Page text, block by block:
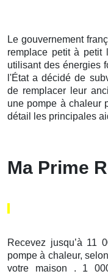
Le gouvernement
remplace petit à petit
utilisant des énergies
l'État a décidé de
de remplacer leur
une pompe à chaleur
détail les principales
Ma Prime
Recevez jusqu’à 11
pompe à chaleur,
votre maison . 1